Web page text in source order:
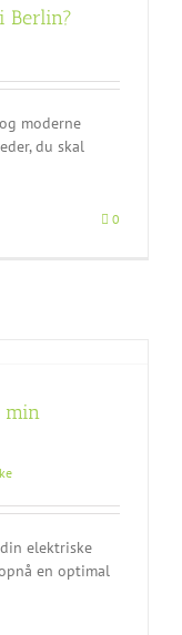
Berlin?
moderne
du skal
0
min
elektriske
en optimal